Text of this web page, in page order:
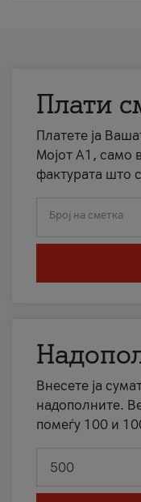
Плати
Платете ја
Мојот А1, само
фактурата што
Број на сметка
Внесете ја
надополните.
помеѓу 100 и